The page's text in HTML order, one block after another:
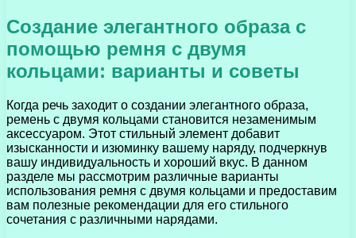
Создание элегантного образа с
помощью ремня с двумя
кольцами: варианты и советы
Когда речь заходит о создании элегантного образа,
ремень с двумя кольцами становится незаменимым
аксессуаром. Этот стильный элемент добавит
изысканности и изюминку вашему наряду, подчеркнув
вашу индивидуальность и хороший вкус. В данном
разделе мы рассмотрим различные варианты
использования ремня с двумя кольцами и предоставим
вам полезные рекомендации для его стильного
сочетания с различными нарядами.